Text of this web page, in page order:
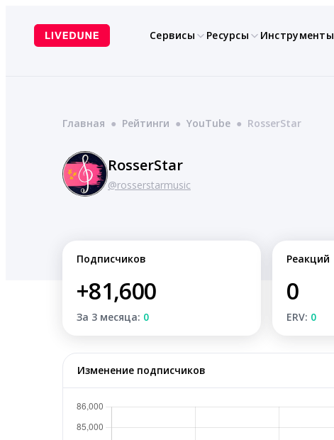
содержимому
Сервисы Ресурсы Инструменты
Главная ● Рейтинги ● YouTube ● RosserStar
RosserStar
@rosserstarmusic
Подписчиков
+81,600
За 3 месяца: 0
Реакций
0
ERV: 0
Изменение подписчиков